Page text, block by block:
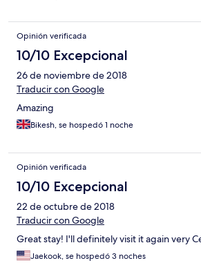
Opinión verificada
10/10 Excepcional
26 de noviembre de 2018
Traducir con Google
Amazing
Bikesh, se hospedó 1 noche
Opinión verificada
10/10 Excepcional
22 de octubre de 2018
Traducir con Google
Great stay! I'll definitely visit it again very
Jaekook, se hospedó 3 noches